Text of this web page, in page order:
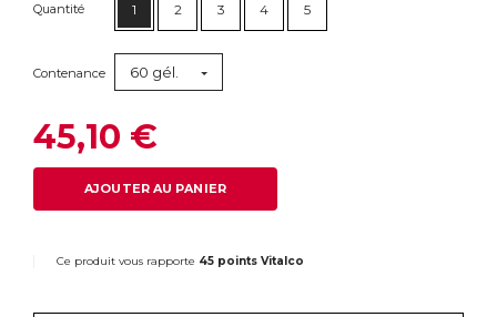
Quantité 1 2 3 4 5
Contenance 60 gél.
45,10 €
AJOUTER AU PANIER
Ce produit vous rapporte 45 points Vitalco